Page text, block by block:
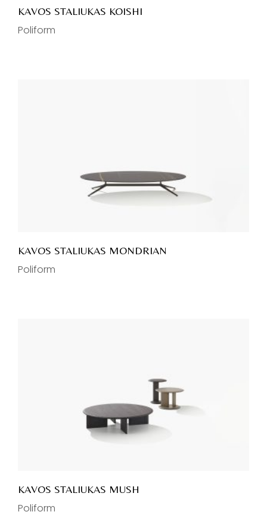
KAVOS STALIUKAS KOISHI
Poliform
KAVOS STALIUKAS MONDRIAN
Poliform
KAVOS STALIUKAS MUSH
Poliform